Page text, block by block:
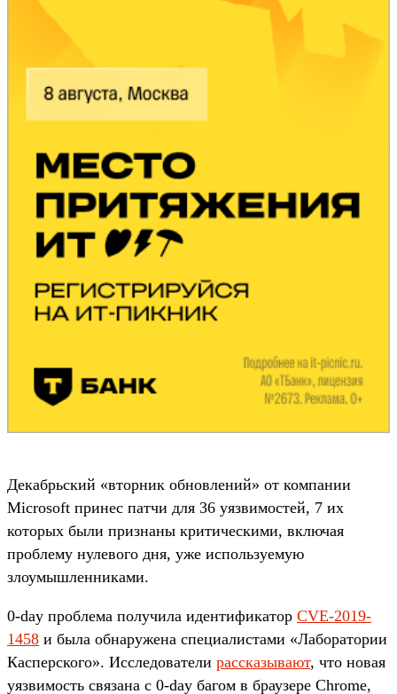
Декабрьский «вторник обновлений» от компании
Microsoft принес патчи для 36 уязвимостей, 7 их
которых были признаны критическими, включая
проблему нулевого дня, уже используемую
злоумышленниками.
0-day проблема получила идентификатор CVE-2019-
1458 и была обнаружена специалистами «Лаборатории
Касперского». Исследователи рассказывают, что новая
уязвимость связана с 0-day багом в браузере Chrome,